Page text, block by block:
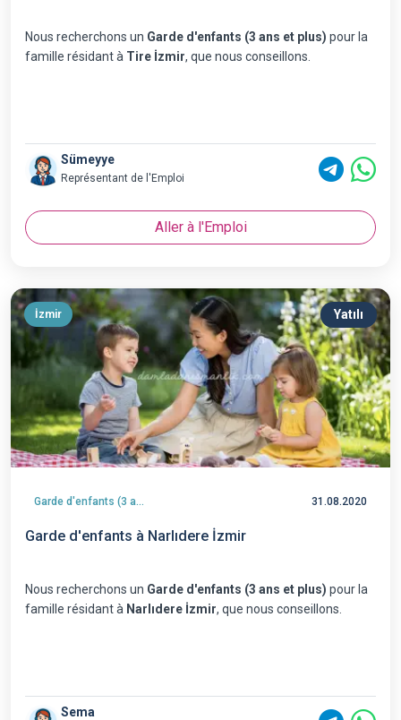
Nous recherchons un Garde d'enfants (3 ans et plus) pour la
famille résidant à Tire İzmir, que nous conseillons.
Sümeyye
Représentant de l'Emploi
Aller à l'Emploi
İzmir Yatılı
Garde d'enfants (3 ans et plus) 31.08.2020
Garde d'enfants à Narlıdere İzmir
Nous recherchons un Garde d'enfants (3 ans et plus) pour la
famille résidant à Narlıdere İzmir, que nous conseillons.
Sema